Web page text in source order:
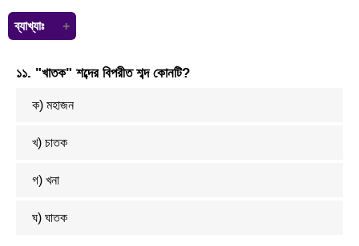
ব্যাখ্যাঃ
জীবনানন্দ দাশ এর মা কুসুমকুমারী দাশও একজন কবি ছিলেন।
১১. "খাতক" শব্দের বিপরীত শব্দ কোনটি?
ক) মহাজন
খ) চাতক
গ) খনা
ঘ) ঘাতক